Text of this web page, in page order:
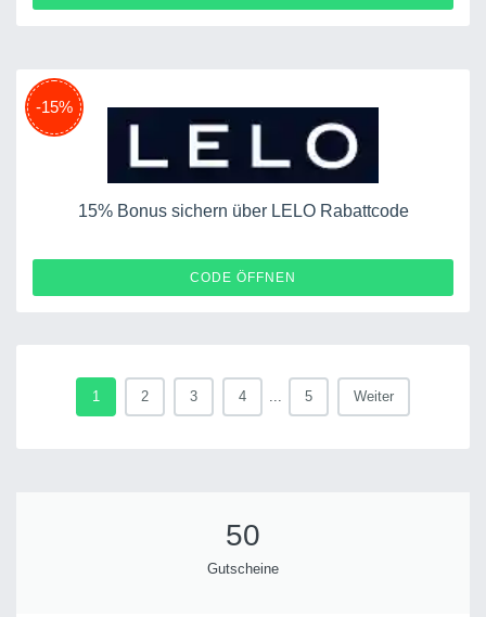
-15%
15% Bonus sichern über LELO Rabattcode
CODE ÖFFNEN
1 2 3 4 5 Weiter
50
Gutscheine